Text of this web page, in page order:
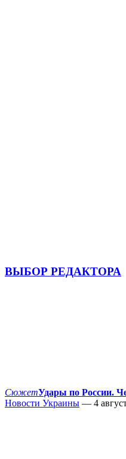
ВЫБОР РЕДАКТОРА
СюжетУдары по России.
Новости Украины — 4